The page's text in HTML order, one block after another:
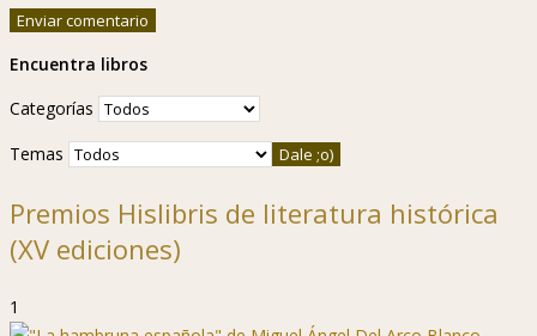
Encuentra libros
Categorías
Temas
Premios Hislibris de literatura histórica
(XV ediciones)
1